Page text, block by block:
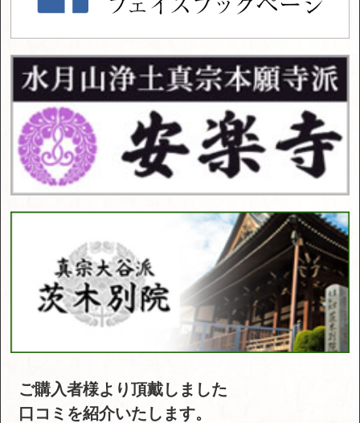
ご購入者様より頂戴しました
口コミを紹介いたします。